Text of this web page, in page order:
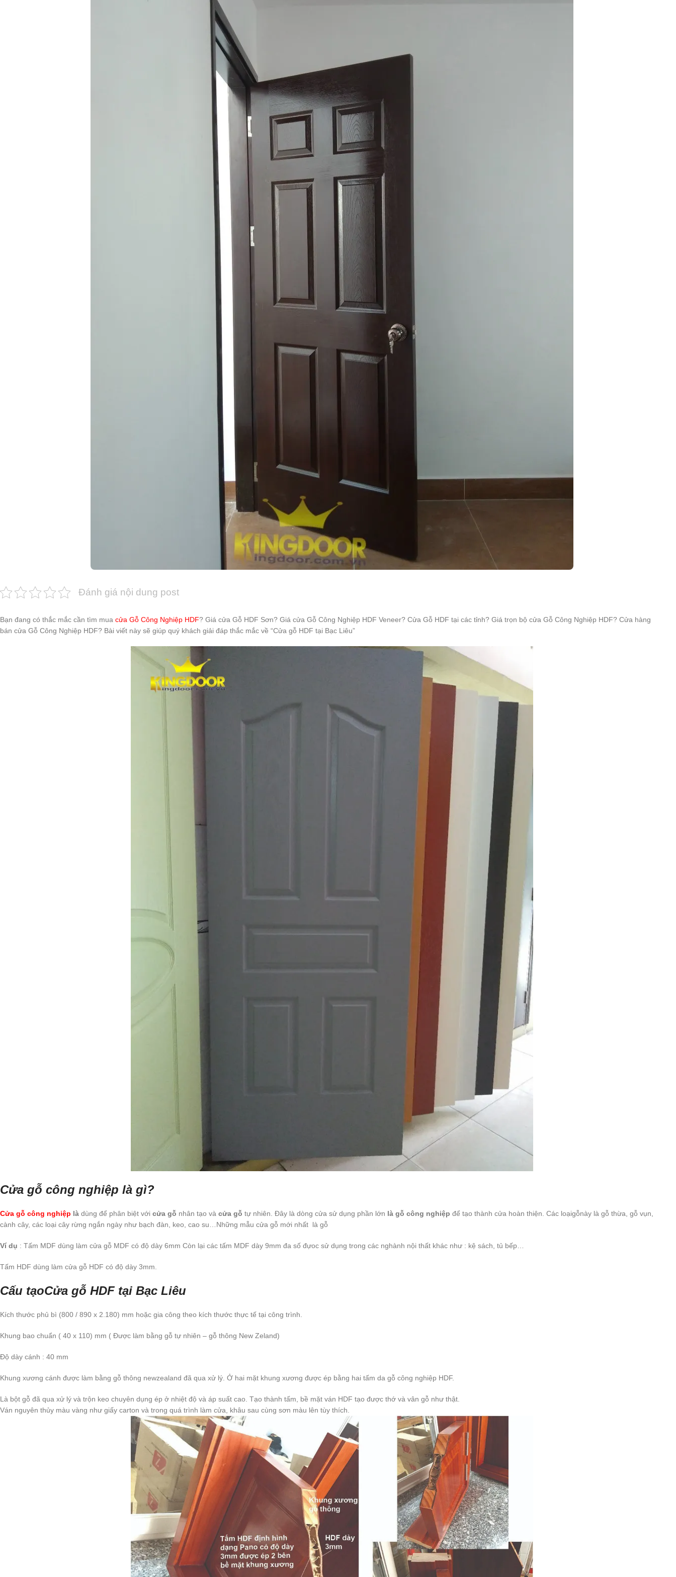
Đánh giá nội dung post
Bạn đang có thắc mắc cần tìm mua cửa Gỗ Công Nghiệp HDF? Giá cửa Gỗ HDF Sơn? Giá cửa Gỗ Công Nghiệp HDF Veneer? Cửa Gỗ HDF tại các tỉnh? Giá trọn bộ cửa Gỗ Công Nghiệp HDF? Cửa hàng
bán cửa Gỗ Công Nghiệp HDF? Bài viết này sẽ giúp quý khách giải đáp thắc mắc về “Cửa gỗ HDF tại Bạc Liêu”
Cửa gỗ công nghiệp là gì?
Cửa gỗ công nghiệp là dùng để phân biệt với cửa gỗ nhân tạo và cửa gỗ tự nhiên. Đây là dòng cửa sử dụng phần lớn là gỗ công nghiệp để tạo thành cửa hoàn thiện. Các loạigỗnày là gỗ thừa, gỗ vụn,
cành cây, các loại cây rừng ngắn ngày như bạch đàn, keo, cao su…Những mẫu cửa gỗ mới nhất là gỗ
Ví dụ : Tấm MDF dùng làm cửa gỗ MDF có độ dày 6mm Còn lại các tấm MDF dày 9mm đa số đựoc sử dụng trong các nghành nội thất khác như : kệ sách, tủ bếp…
Tấm HDF dùng làm cửa gỗ HDF có độ dày 3mm.
Cấu tạoCửa gỗ HDF tại Bạc Liêu
Kích thước phủ bì (800 / 890 x 2.180) mm hoặc gia công theo kích thước thực tế tại công trình.
Khung bao chuẩn ( 40 x 110) mm ( Được làm bằng gỗ tự nhiên – gỗ thông New Zeland)
Độ dày cánh : 40 mm
Khung xương cánh được làm bằng gỗ thông newzealand đã qua xử lý. Ở hai mặt khung xương được ép bằng hai tấm da gỗ công nghiệp HDF.
Là bột gỗ đã qua xử lý và trộn keo chuyên dụng ép ở nhiệt độ và áp suất cao. Tạo thành tấm, bề mặt ván HDF tạo được thớ và vân gỗ như thật.
Ván nguyên thủy màu vàng như giấy carton và trong quá trình làm cửa, khâu sau cùng sơn màu lên tùy thích.